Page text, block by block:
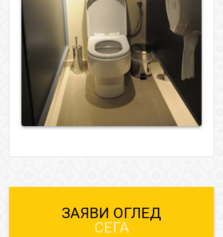
ЗАЯВИ ОГЛЕД
СЕГА